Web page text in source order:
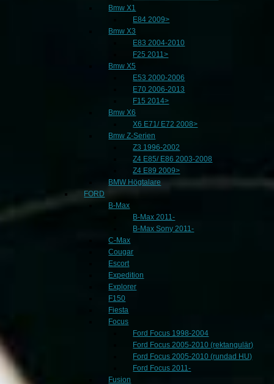
Bmw X1
E84 2009>
Bmw X3
E83 2004-2010
F25 2011>
Bmw X5
E53 2000-2006
E70 2006-2013
F15 2014>
Bmw X6
X6 E71/ E72 2008>
Bmw Z-Serien
Z3 1996-2002
Z4 E85/ E86 2003-2008
Z4 E89 2009>
BMW Högtalare
FORD
B-Max
B-Max 2011-
B-Max Sony 2011-
C-Max
Cougar
Escort
Expedition
Explorer
F150
Fiesta
Focus
Ford Focus 1998-2004
Ford Focus 2005-2010 (rektangulär)
Ford Focus 2005-2010 (rundad HU)
Ford Focus 2011-
Fusion